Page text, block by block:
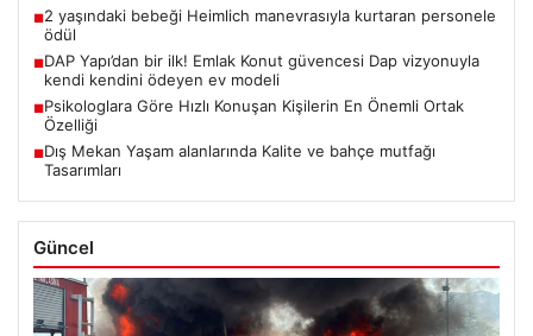
■2 yaşındaki bebeği Heimlich manevrasıyla kurtaran personele
ödül
■DAP Yapı’dan bir ilk! Emlak Konut güvencesi Dap vizyonuyla
kendi kendini ödeyen ev modeli
■Psikologlara Göre Hızlı Konuşan Kişilerin En Önemli Ortak
Özelliği
■Dış Mekan Yaşam alanlarında Kalite ve bahçe mutfağı
Tasarımları
Güncel